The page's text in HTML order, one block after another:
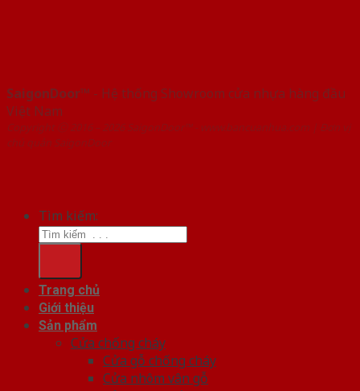
SaigonDoor™ - Hệ thống Showroom cửa nhựa hàng đầu
Việt Nam
Copyright ⓒ 2016 – 2026 SaigonDoor™ - www.bancuanhua.com | Đơn vị
chủ quản SaigonDoor
Tìm kiếm:
Trang chủ
Giới thiệu
Sản phẩm
Cửa chống cháy
Cửa gỗ chống cháy
Cửa nhôm vân gỗ